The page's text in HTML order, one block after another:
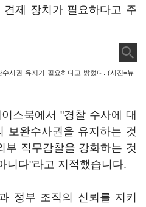
제 장치가 필요하다고 주
사권 유지가 필요하다고 밝혔다. (사진=뉴
스북에서 "경찰 수사에 대
보완수사권을 유지하는 것
부 직무감찰을 강화하는 것
니다"라고 지적했습니다.
정부 조직의 신뢰를 지키